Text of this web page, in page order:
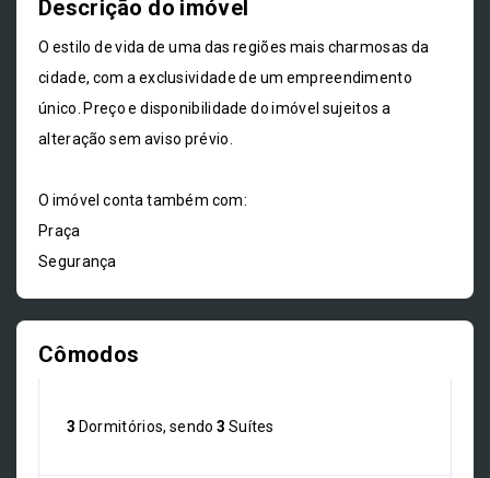
Descrição do imóvel
O estilo de vida de uma das regiões mais charmosas da
cidade, com a exclusividade de um empreendimento
único. Preço e disponibilidade do imóvel sujeitos a
alteração sem aviso prévio.
O imóvel conta também com:
Praça
Segurança
Cômodos
3 Dormitórios, sendo3 Suítes